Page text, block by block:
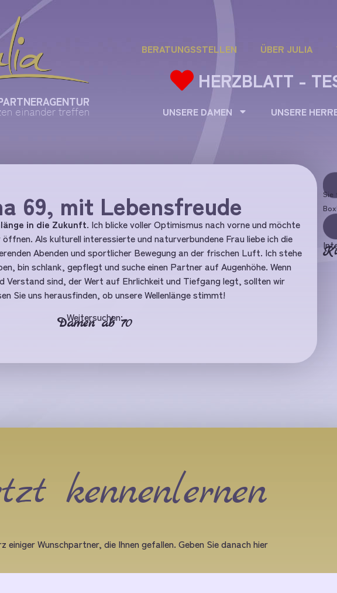
einander treffen
BERATUNGSSTELLEN ÜBER JULIA
HERZBLATT -
UNSERE DAMEN UNSERE
69, mit Lebensfreude
in die Zukunft. Ich blicke voller Optimismus nach vorne und möchte
öffnen. Als kulturell interessierte und naturverbundene Frau liebe ich die
Abenden und sportlicher Bewegung an der frischen Luft. Ich stehe
bin schlank, gepflegt und suche einen Partner auf Augenhöhe. Wenn
Verstand sind, der Wert auf Ehrlichkeit und Tiefgang legt, sollten wir
Sie uns herausfinden, ob unsere Wellenlänge stimmt!
Weitersuchen:
Damen ab 70
Sie
kennenlernen
einiger Wunschpartner, die Ihnen gefallen. Geben Sie danach hier